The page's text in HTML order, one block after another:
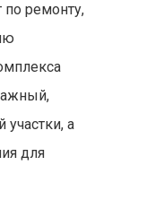
по ремонту,
а
для